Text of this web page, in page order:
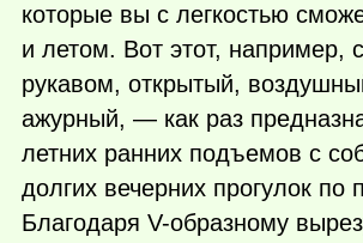
которые вы с легкостью
и летом. Вот этот, например,
рукавом, открытый,
ажурный, — как раз
летних ранних подъемов с
долгих вечерних прогулок по
Благодаря V-образному